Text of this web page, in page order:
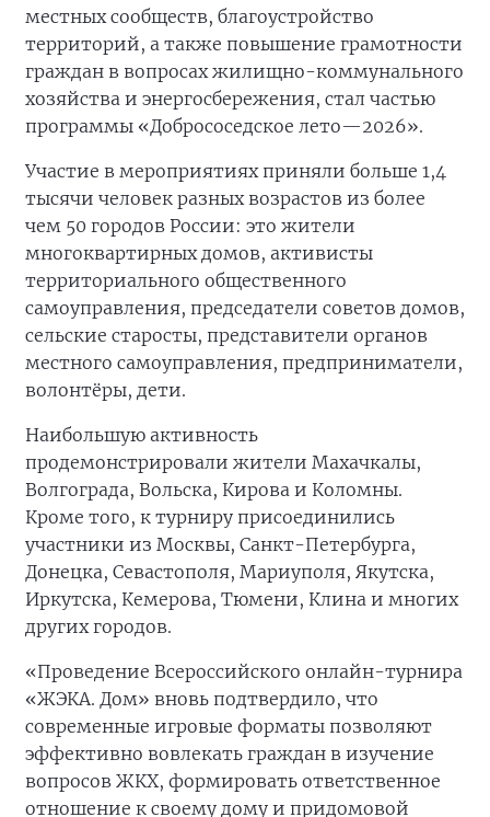
местных сообществ, благоустройство
территорий, а также повышение грамотности
граждан в вопросах жилищно-коммунального
хозяйства и энергосбережения, стал частью
программы «Добрососедское лето—2026».
Участие в мероприятиях приняли больше 1,4
тысячи человек разных возрастов из более
чем 50 городов России: это жители
многоквартирных домов, активисты
территориального общественного
самоуправления, председатели советов домов,
сельские старосты, представители органов
местного самоуправления, предприниматели,
волонтёры, дети.
Наибольшую активность
продемонстрировали жители Махачкалы,
Волгограда, Вольска, Кирова и Коломны.
Кроме того, к турниру присоединились
участники из Москвы, Санкт-Петербурга,
Донецка, Севастополя, Мариуполя, Якутска,
Иркутска, Кемерова, Тюмени, Клина и многих
других городов.
«Проведение Всероссийского онлайн-турнира
«ЖЭКА. Дом» вновь подтвердило, что
современные игровые форматы позволяют
эффективно вовлекать граждан в изучение
вопросов ЖКХ, формировать ответственное
отношение к своему дому и придомовой